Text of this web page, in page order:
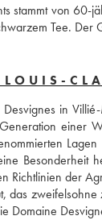
stammt von 60-
Tee. Der
Desvignes in
einer
Besonderheit
Richtlinien der
das
Domaine